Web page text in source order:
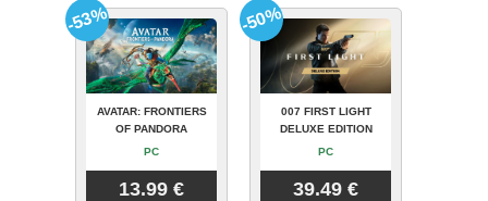
AVATAR: FRONTIERS
OF PANDORA
PC
13.99 €
-53%
007 FIRST LIGHT
DELUXE EDITION
PC
39.49 €
-50%